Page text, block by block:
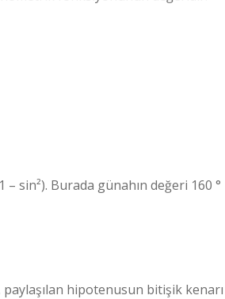
– sin²). Burada günahın değeri 160 °
hipotenusun bitişik kenarı